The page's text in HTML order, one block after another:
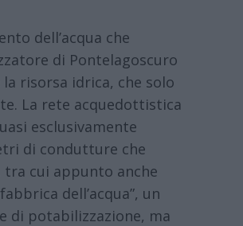
dell’acqua che
di Pontelagoscuro
risorsa idrica, che solo
La rete acquedottistica
esclusivamente
di condutture che
cui appunto anche
dell’acqua”, un
di potabilizzazione, ma